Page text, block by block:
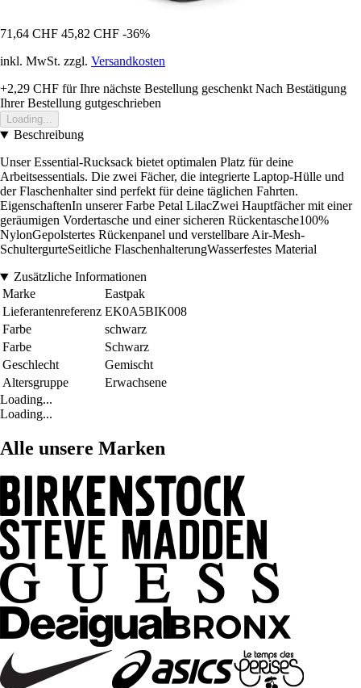
71,64 CHF 45,82 CHF -36%
inkl. MwSt. zzgl. Versandkosten
+2,29 CHF für Ihre nächste Bestellung geschenkt Nach Bestätigung
Ihrer Bestellung gutgeschrieben
Loading...
Beschreibung
Unser Essential-Rucksack bietet optimalen Platz für deine
Arbeitsessentials. Die zwei Fächer, die integrierte Laptop-Hülle und
der Flaschenhalter sind perfekt für deine täglichen Fahrten.
EigenschaftenIn unserer Farbe Petal LilacZwei Hauptfächer mit einer
geräumigen Vordertasche und einer sicheren Rückentasche100%
NylonGepolstertes Rückenpanel und verstellbare Air-Mesh-
SchultergurteSeitliche FlaschenhalterungWasserfestes Material
Zusätzliche Informationen
Marke
Eastpak
Lieferantenreferenz EK0A5BIK008
Farbe
schwarz
Farbe
Schwarz
Geschlecht
Gemischt
Altersgruppe
Erwachsene
Loading...
Loading...
Alle unsere Marken